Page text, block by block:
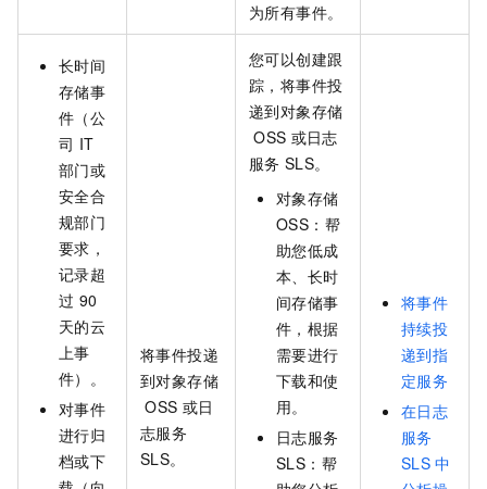
为所有事件。
长时间
存储事
件（公
司 IT
部门或
安全合
规部门
要求，
记录超
过 90
天的云
上事
件）。
对事件
进行归
档或下
将事件投递
到对象存储
OSS 或日
志服务
SLS。
您可以创建跟
踪，将事件投
递到对象存储
OSS 或日志
服务 SLS。
对象存储
OSS：帮
助您低成
本、长时
间存储事
件，根据
需要进行
下载和使
用。
日志服务
SLS：帮
将事件
持续投
递到指
定服务
在日志
服务
SLS 中